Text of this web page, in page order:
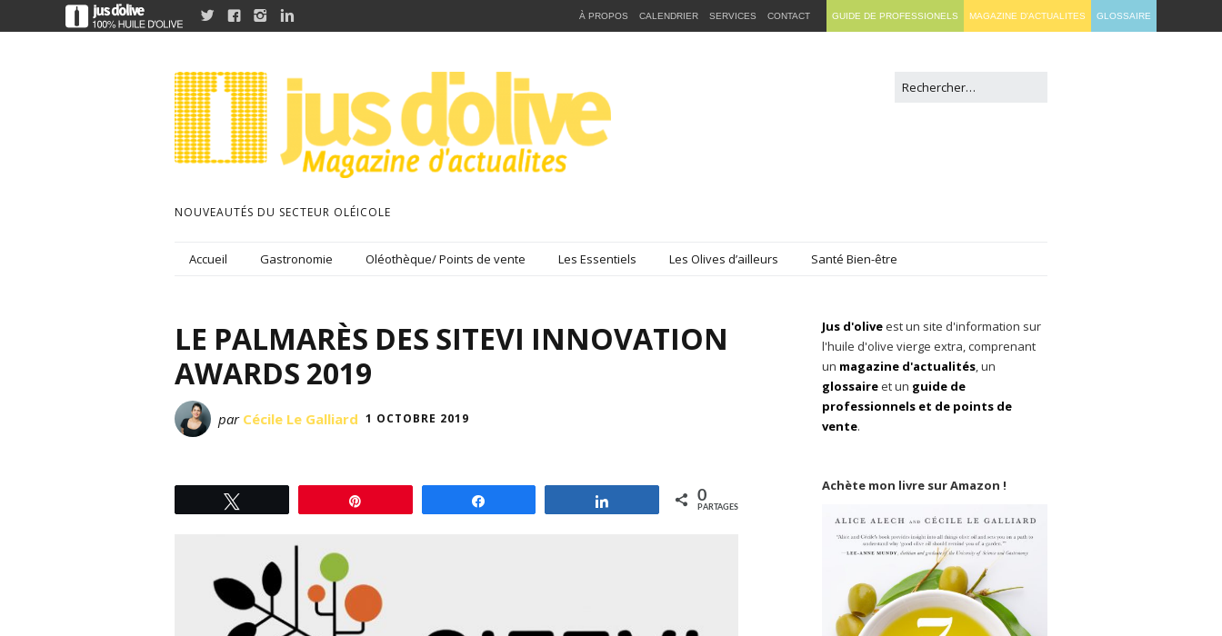
NOUVEAUTÉS DU SECTEUR OLÉICOLE
Accueil Gastronomie Oléothèque/ Points de vente Les Essentiels Les Olives d’ailleurs Santé Bien-être
LE PALMARÈS DES SITEVI INNOVATION
AWARDS 2019
par Cécile Le Galliard 1 OCTOBRE 2019
0
PARTAGES
Jus d'oliveest un site d'information sur
l'huile d'olive vierge extra, comprenant
un magazine d'actualités, un
glossaireet un guide de
professionnels et de points de
vente.
Achète mon livre sur Amazon !
    GUIDE DE PROFESSIONELS MAGAZINE D'ACTUALITES GLOSSAIRE
À PROPOS CALENDRIER SERVICES CONTACT